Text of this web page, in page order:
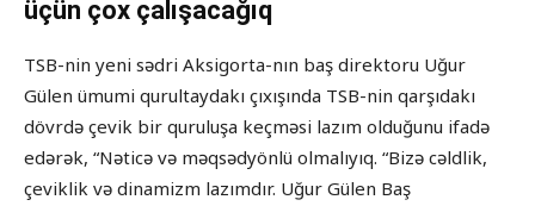
üçün çox çalışacağıq
TSB-nin yeni sədri Aksigorta-nın baş direktoru Uğur
Gülen ümumi qurultaydakı çıxışında TSB-nin qarşıdakı
dövrdə çevik bir quruluşa keçməsi lazım olduğunu ifadə
edərək, “Nəticə və məqsədyönlü olmalıyıq. “Bizə cəldlik,
çeviklik və dinamizm lazımdır. Uğur Gülen Baş